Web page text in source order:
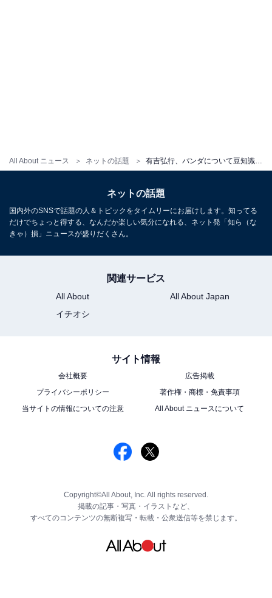
All About ニュース ネットの話題
ネットの話題
国内外のSNSで話題の人＆トピックをタイムリーにお届けします。知ってる
だけでちょっと得する、なんだか楽しい気分になれる、ネット発「知ら（な
きゃ）損」ニュースが盛りだくさん。
関連サービス
All About
All About Japan
イチオシ
サイト情報
会社概要
広告掲載
プライバシーポリシー
著作権・商標・免責事項
当サイトの情報についての注意
All About ニュースについて
Copyright©All About, Inc. All rights reserved.
掲載の記事・写真・イラストなど、
すべてのコンテンツの無断複写・転載・公衆送信等を禁じます。